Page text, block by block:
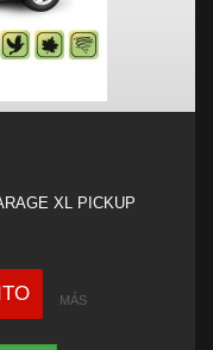
XL PICKUP
MÁS